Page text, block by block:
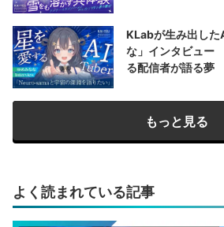
KLabが生み出し
な」インタビュー
る配信者が語る夢
もっと見る
よく読まれている記事